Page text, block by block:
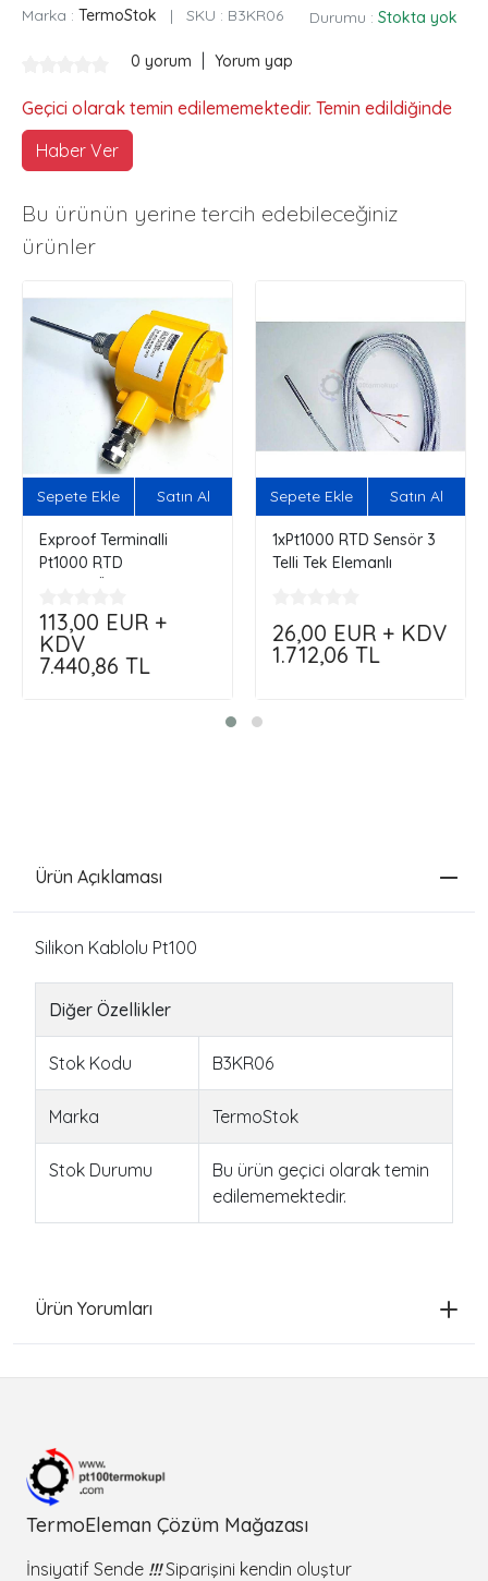
Marka : TermoStok | SKU : B3KR06 Durumu : Stokta yok
0 yorum Yorum yap
Geçici olarak temin edilememektedir. Temin edildiğinde
Haber Ver
Bu ürünün yerine tercih edebileceğiniz
ürünler
Exproof Terminalli
Pt1000 RTD
!!!
113,00 EUR +
KDV
7.440,86 TL
Sepete Ekle Satın Al
1xPt1000 RTD Sensör 3
Telli Tek Elemanlı
26,00 EUR + KDV
1.712,06 TL
Sepete Ekle Satın Al
Ürün Açıklaması
Silikon Kablolu Pt100
Diğer Özellikler
Stok Kodu B3KR06
Marka TermoStok
Stok Durumu
Bu ürün geçici olarak temin
edilememektedir.
Ürün Yorumları
TermoEleman Çözüm Mağazası
İnsiyatif Sende !!!Siparişini kendin oluştur